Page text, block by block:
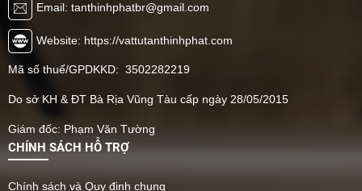
Email: tanthinhphatbr@gmail.com
Website: https://vattutanthinhphat.com
Mã số thuế/GPDKKD: 3502282219
Do sở KH & ĐT Bà Rịa Vũng Tàu cấp ngày 28/05/2015
Giám đốc: Phạm Văn Tường
CHÍNH SÁCH HỖ TRỢ
Chính sách và Quy định chung